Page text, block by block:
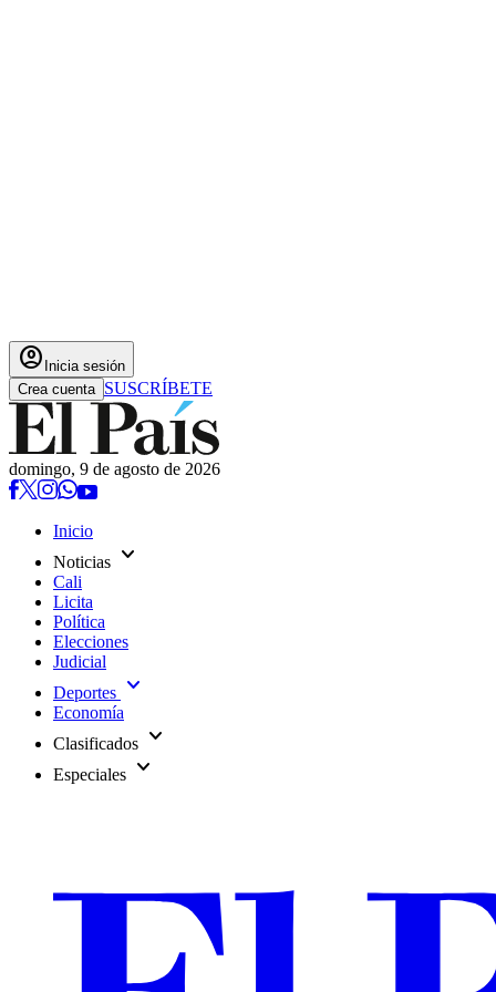
account_circle Inicia sesión
Crea cuenta SUSCRÍBETE
domingo, 9 de agosto de 2026
Inicio
Noticias expand_more
Cali
Licita
Política
Elecciones
Judicial
Deportes expand_more
Economía
Clasificados expand_more
Especiales expand_more